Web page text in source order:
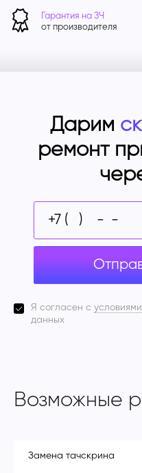
Гарантия на ЗЧ
от производителя
Дарим
ремонт
Я согласен с условиями
данных
Возможные
Замена тачскрина